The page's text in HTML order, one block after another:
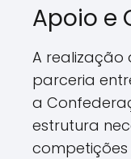
Apoio e
A realização
parceria
a
estrutura